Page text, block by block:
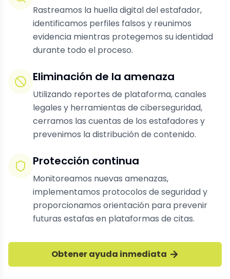
Rastreamos la huella digital del estafador,
identificamos perfiles falsos y reunimos
evidencia mientras protegemos su identidad
durante todo el proceso.
Eliminación de la amenaza
Utilizando reportes de plataforma, canales
legales y herramientas de ciberseguridad,
cerramos las cuentas de los estafadores y
prevenimos la distribución de contenido.
Protección continua
Monitoreamos nuevas amenazas,
implementamos protocolos de seguridad y
proporcionamos orientación para prevenir
futuras estafas en plataformas de citas.
Obtener ayuda inmediata